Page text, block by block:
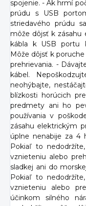
spojenie. - Ak hrmí
prúdu s USB
striedavého prúdu
môže dôjsť k zásahu
kábla k USB portu
Môže dôjsť k
prehrievania. -
kábel.
neohýbajte,
blízkosti horúcich
predmety ani ho
používania v
zásahu elektrickým
úplne nenabije za 4
Pokiaľ to
vznieteniu alebo
sladkej ani do
Pokiaľ to
vznieteniu alebo
účinkom silného